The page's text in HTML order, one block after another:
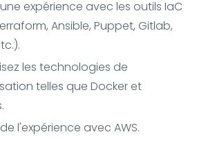
expérience avec les outils IaC
Ansible, Puppet, Gitlab,
les technologies de
telles que Docker et
l'expérience avec AWS.